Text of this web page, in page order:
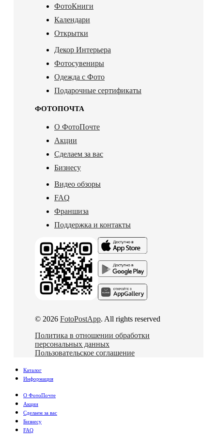
ФотоКниги
Календари
Открытки
Декор Интерьера
Фотосувениры
Одежда с Фото
Подарочные сертификаты
ФОТОПОЧТА
О ФотоПочте
Акции
Сделаем за вас
Бизнесу
Видео обзоры
FAQ
Франшиза
Поддержка и контакты
© 2026 FotoPostApp. All rights reserved
Политика в отношении обработки
персональных данных
Пользовательское соглашение
Каталог
Информация
О ФотоПочте
Акции
Сделаем за вас
Бизнесу
FAQ